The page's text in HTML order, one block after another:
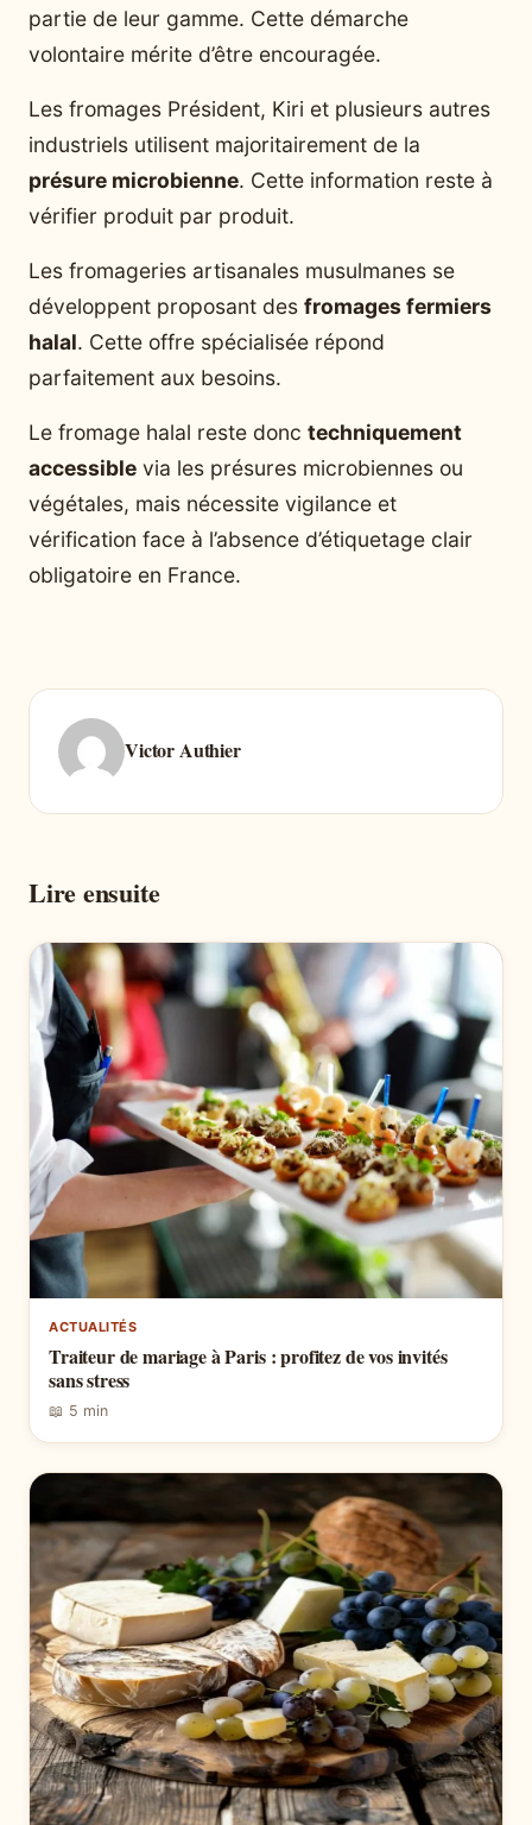
partie de leur gamme. Cette démarche
volontaire mérite d’être encouragée.
Les fromages Président, Kiri et plusieurs autres
industriels utilisent majoritairement de la
présure microbienne. Cette information reste à
vérifier produit par produit.
Les fromageries artisanales musulmanes se
développent proposant des fromages fermiers
halal. Cette offre spécialisée répond
parfaitement aux besoins.
Le fromage halal reste donc techniquement
accessible via les présures microbiennes ou
végétales, mais nécessite vigilance et
vérification face à l’absence d’étiquetage clair
obligatoire en France.
Victor Authier
Lire ensuite
ACTUALITÉS
Traiteur de mariage à Paris : profitez de vos invités
sans stress
📖 5 min